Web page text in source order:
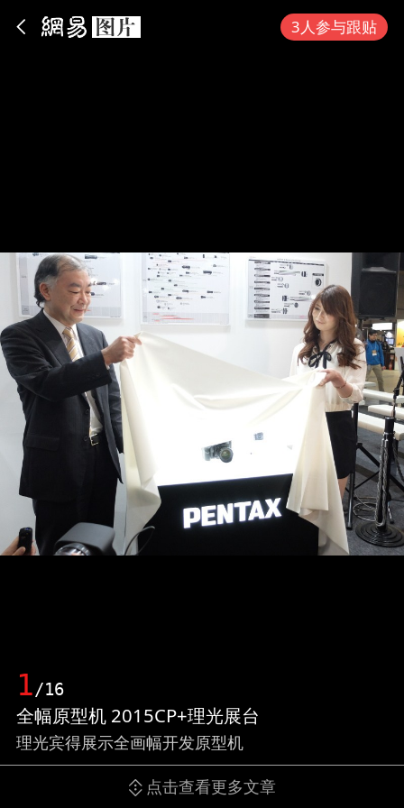
3人参与跟贴
1/16
全幅原型机 2015CP+理光展台
理光宾得展示全画幅开发原型机
点击查看更多文章